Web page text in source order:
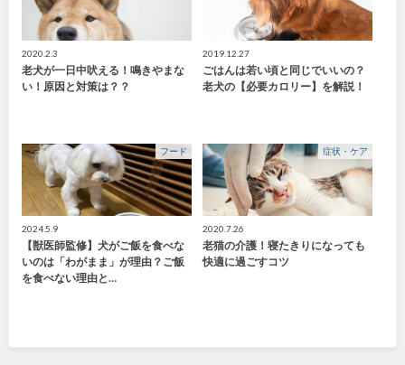
2020.2.3
老犬が一日中吠える！鳴きやまな
い！原因と対策は？？
2019.12.27
ごはんは若い頃と同じでいいの？
老犬の【必要カロリー】を解説！
フード
2024.5.9
【獣医師監修】犬がご飯を食べな
いのは「わがまま」が理由？ご飯
を食べない理由と…
症状・ケア
2020.7.26
老猫の介護！寝たきりになっても
快適に過ごすコツ